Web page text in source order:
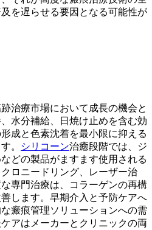
を遅らせる要因となる可能性が
治療市場において成長の機会と
水分補給、日焼け止めを含む効
成と色素沈着を最小限に抑える
。
シリコーン治癒段階では、ジ
どの製品がますます使用される
ロニードリング、レーザー治
専門治療は、コラーゲンの再構
します。早期介入と予防ケアへ
瘢痕管理ソリューションへの需
アはメーカーとクリニックの両